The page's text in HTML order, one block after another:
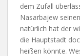
dem Zufall
Nasarbajew
natürlich hat der
die Hauptstadt
heißen könnte.